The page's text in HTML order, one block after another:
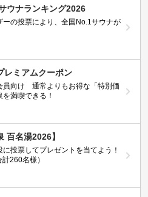
ウナランキング2026
ーの投票により、全国No.1サウナが
レミアムクーポン
員向け 通常よりもお得な「特別価
満喫できる！
百名湯2026】
投票してプレゼントを当てよう！
計260名様）